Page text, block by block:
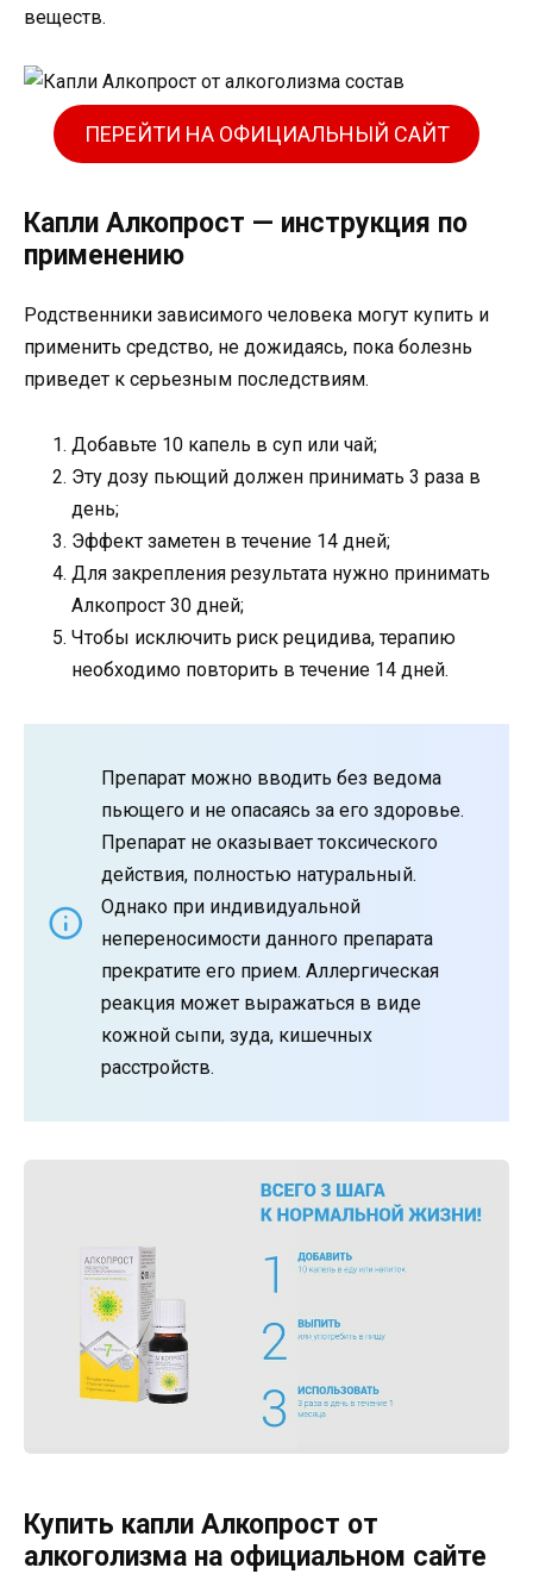
веществ.
ПЕРЕЙТИ НА ОФИЦИАЛЬНЫЙ САЙТ
Капли Алкопрост — инструкция по
применению
Родственники зависимого человека могут купить и
применить средство, не дожидаясь, пока болезнь
приведет к серьезным последствиям.
Добавьте 10 капель в суп или чай;
Эту дозу пьющий должен принимать 3 раза в
день;
Эффект заметен в течение 14 дней;
Для закрепления результата нужно принимать
Алкопрост 30 дней;
Чтобы исключить риск рецидива, терапию
необходимо повторить в течение 14 дней.
Препарат можно вводить без ведома
пьющего и не опасаясь за его здоровье.
Препарат не оказывает токсического
действия, полностью натуральный.
Однако при индивидуальной
непереносимости данного препарата
прекратите его прием. Аллергическая
реакция может выражаться в виде
кожной сыпи, зуда, кишечных
расстройств.
Купить капли Алкопрост от
алкоголизма на официальном сайте